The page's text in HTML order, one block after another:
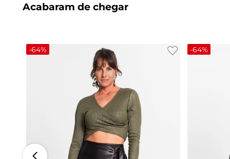
Acabaram de chegar
-64% -64%